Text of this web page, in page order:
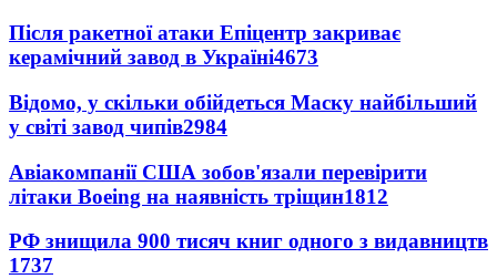
Після ракетної атаки Епіцентр закриває
керамічний завод в Україні4673
Відомо, у скільки обійдеться Маску найбільший
у світі завод чипів2984
Авіакомпанії США зобов'язали перевірити
літаки Boeing на наявність тріщин1812
РФ знищила 900 тисяч книг одного з видавництв
1737